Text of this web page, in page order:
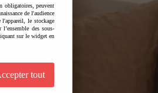
obligatoires, peuvent
de l'audience
le stockage
des sous-
sur le widget en
tout